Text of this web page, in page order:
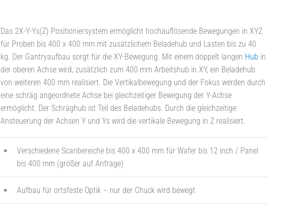
Das 2X-Y-Ys(Z) Positioniersystem ermöglicht hochauflösende Bewegungen in XYZ
für Proben bis 400 x 400 mm mit zusätzlichem Beladehub und Lasten bis zu 40
kg. Der Gantryaufbau sorgt für die XY-Bewegung. Mit einem doppelt langen Hub in
der oberen Achse wird, zusätzlich zum 400 mm Arbeitshub in XY, ein Beladehub
von weiteren 400 mm realisiert. Die Vertikalbewegung und der Fokus werden durch
eine schräg angeordnete Achse bei gleichzeitiger Bewegung der Y-Achse
ermöglicht. Der Schräghub ist Teil des Beladehubs. Durch die gleichzeitige
Ansteuerung der Achsen Y und Ys wird die vertikale Bewegung in Z realisiert.
Verschiedene Scanbereiche bis 400 x 400 mm für Wafer bis 12 inch / Panel
bis 400 mm (größer auf Anfrage)
Aufbau für ortsfeste Optik – nur der Chuck wird bewegt